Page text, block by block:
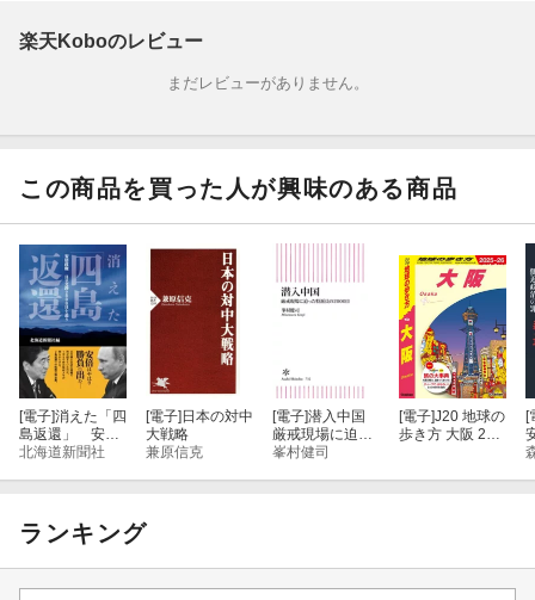
楽天Koboのレビュー
まだレビューがありません。
この商品を買った人が興味のある商品
[電子]消えた「四
島返還」 安倍
政権 日ロ交渉
北海道新聞社
[電子]日本の対中
大戦略
兼原信克
[電子]潜入中国
厳戒現場に迫っ
た特派員の2000
峯村健司
[電子]J20 地球の
歩き方 大阪 202
[
ランキング